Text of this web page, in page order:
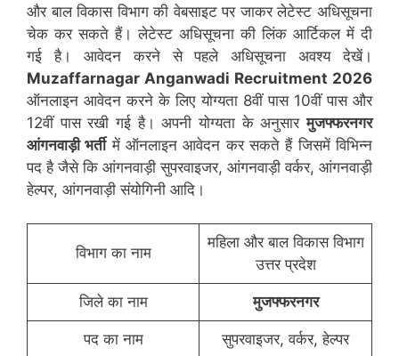
और बाल विकास विभाग की वेबसाइट पर जाकर लेटेस्ट अधिसूचना
चेक कर सकते हैं। लेटेस्ट अधिसूचना की लिंक आर्टिकल में दी
गई है। आवेदन करने से पहले अधिसूचना अवश्य देखें।
Muzaffarnagar Anganwadi Recruitment 2026
ऑनलाइन आवेदन करने के लिए योग्यता 8वीं पास 10वीं पास और
12वीं पास रखी गई है। अपनी योग्यता के अनुसारमुजफ्फरनगर
आंगनवाड़ी भर्तीमें ऑनलाइन आवेदन कर सकते हैं जिसमें विभिन्न
पद है जैसे कि आंगनवाड़ी सुपरवाइजर, आंगनवाड़ी वर्कर, आंगनवाड़ी
हेल्पर, आंगनवाड़ी संयोगिनी आदि।
विभाग का नाम
महिला और बाल विकास विभाग
उत्तर प्रदेश
जिले का नाम मुजफ्फरनगर
पद का नाम सुपरवाइजर, वर्कर, हेल्पर